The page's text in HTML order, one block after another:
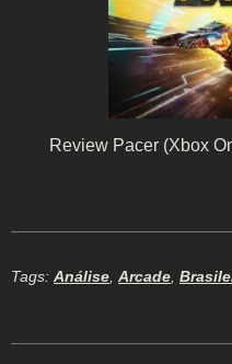
Review Pacer (Xbox
Tags: Análise Arcade